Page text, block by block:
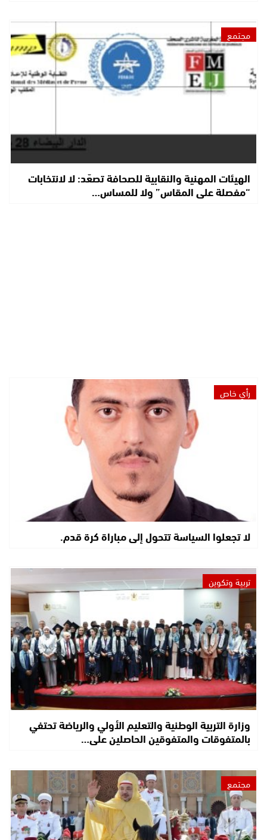
مجتمع
الهيئات المهنية والنقابية للصحافة تصعّد: لا لانتخابات
“مفصلة على المقاس” ولا للمساس…
رأي خاص
لا تجعلوا السياسة تتحول إلى مباراة كرة قدم.
تربية وتكوين
وزارة التربية الوطنية والتعليم الأولي والرياضة تحتفي
بالمتفوقات والمتفوقين الحاصلين على…
مجتمع